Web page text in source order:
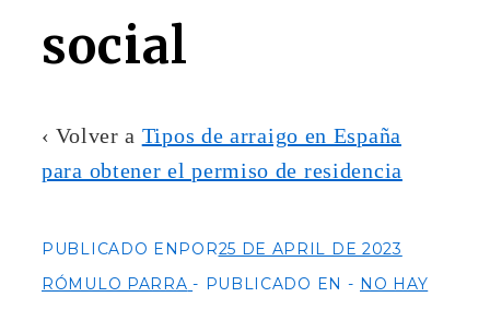
social
‹ Volver a Tipos de arraigo en España
para obtener el permiso de residencia
PUBLICADO ENPOR25 DE APRIL DE 2023
RÓMULO PARRA
PUBLICADO EN
NO HAY